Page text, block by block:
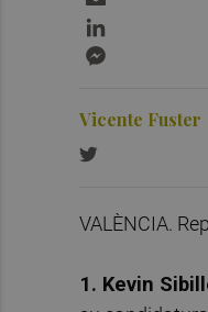
Vicente Fuster
VALÈNCIA.
1. Kevin